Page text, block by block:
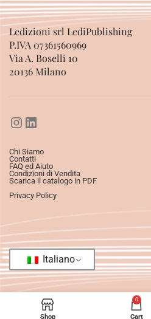
Ledizioni srl LediPublishing
P.IVA 07361560969
Via A. Boselli 10
20136 Milano
Chi Siamo
Contatti
FAQ ed Aiuto
Condizioni di Vendita
Scarica il catalogo in PDF
Privacy Policy
Italiano
Shop
0
Cart